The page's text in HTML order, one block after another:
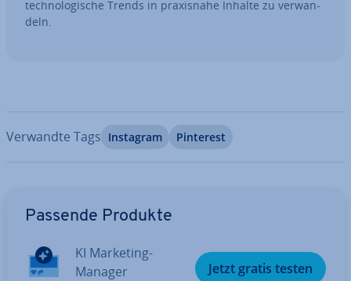
tech­no­lo­gi­sche Trends in pra­xis­na­he Inhalte zu ver­wan­
deln.
Verwandte Tags Instagram Pinterest
Passende Produkte
KI Marketing-
Manager
Jetzt gratis testen